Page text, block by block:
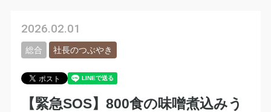
2026.02.01
総合 社長のつぶやき
【緊急SOS】800食の味噌煮込みう